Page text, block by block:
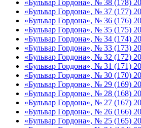
«Бульвар Гордона», № 38 (178)
«Бульвар Гордона», № 37 (177)
«Бульвар Гордона», № 36 (176)
«Бульвар Гордона», № 35 (175)
«Бульвар Гордона», № 34 (174)
«Бульвар Гордона», № 33 (173)
«Бульвар Гордона», № 32 (172)
«Бульвар Гордона», № 31 (171)
«Бульвар Гордона», № 30 (170)
«Бульвар Гордона», № 29 (169)
«Бульвар Гордона», № 28 (168)
«Бульвар Гордона», № 27 (167)
«Бульвар Гордона», № 26 (166)
«Бульвар Гордона», № 25 (165)